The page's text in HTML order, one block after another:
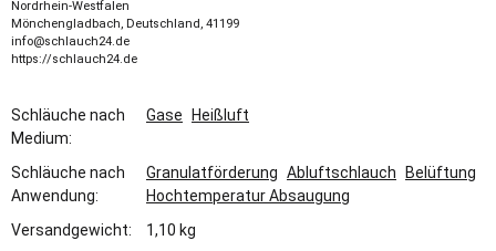
Nordrhein-Westfalen
Mönchengladbach, Deutschland, 41199
info@schlauch24.de
https://schlauch24.de
Schläuche nach
Medium:
Gase Heißluft
Schläuche nach
Anwendung:
Granulatförderung Abluftschlauch
Belüftung
Hochtemperatur Absaugung
Versandgewicht:
1,10 kg